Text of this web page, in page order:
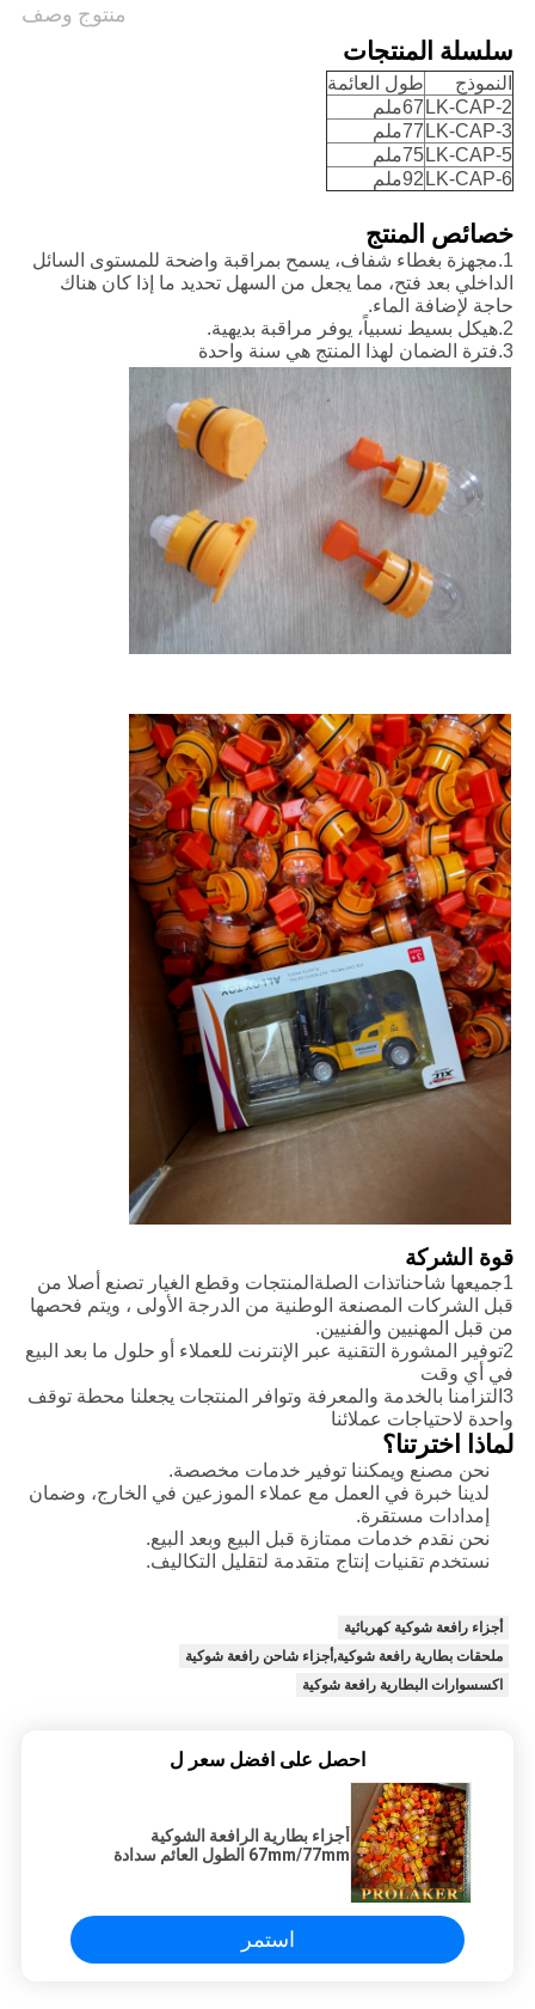
منتوج وصف
سلسلة المنتجات
النموذج
طول العائمة
LK-CAP-2 67ملم
LK-CAP-3 77ملم
LK-CAP-575ملم
LK-CAP-6 92ملم
خصائص المنتج
1. مجهزة بغطاء شفاف، يسمح بمراقبة واضحة للمستوى السائل
الداخلي بعد فتح، مما يجعل من السهل تحديد ما إذا كان هناك
حاجة لإضافة الماء.
2. هيكل بسيط نسبياً، يوفر مراقبة بديهية.
3. فترة الضمان لهذا المنتج هي سنة واحدة
قوة الشركة
1جميعها شاحنات ذات الصلة المنتجات وقطع الغيار تصنع أصلا من
قبل الشركات المصنعة الوطنية من الدرجة الأولى ، ويتم فحصها
من قبل المهنيين والفنيين.
2توفير المشورة التقنية عبر الإنترنت للعملاء أو حلول ما بعد البيع
في أي وقت
3التزامنا بالخدمة والمعرفة وتوافر المنتجات يجعلنا محطة توقف
واحدة لاحتياجات عملائنا
لماذا اخترتنا؟
نحن مصنع ويمكننا توفير خدمات مخصصة.
لدينا خبرة في العمل مع عملاء الموزعين في الخارج، وضمان
إمدادات مستقرة.
نحن نقدم خدمات ممتازة قبل البيع وبعد البيع.
نستخدم تقنيات إنتاج متقدمة لتقليل التكاليف.
أجزاء رافعة شوكية كهربائية
ملحقات بطارية رافعة شوكية,أجزاء شاحن رافعة شوكية
اكسسوارات البطارية رافعة شوكية
احصل على افضل سعر ل
أجزاء بطارية الرافعة الشوكية
67mm/77mm الطول العائم سدادة
استمر